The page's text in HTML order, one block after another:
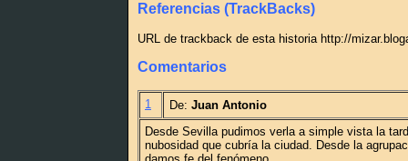
Referencias (TrackBacks)
URL de trackback de esta historia http://
Comentarios
1 De: Juan Antonio
Desde Sevilla pudimos verla a simple vista la
nubosidad que cubría la ciudad. Desde la